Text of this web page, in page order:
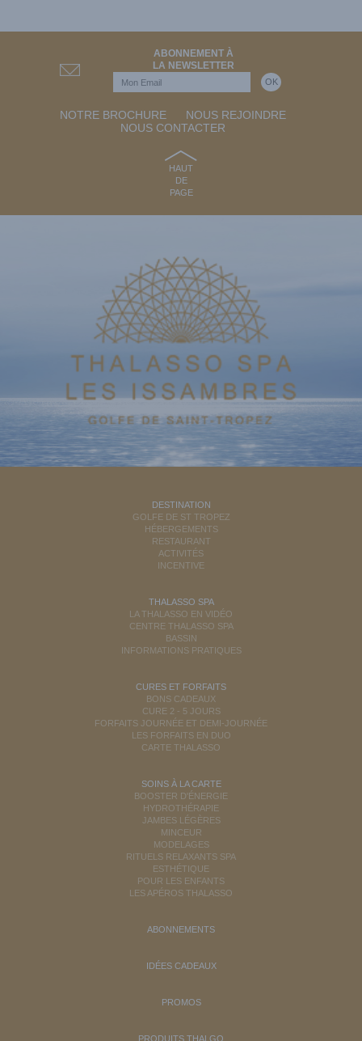
ABONNEMENT À
LA NEWSLETTER
NOTRE BROCHURE
NOUS REJOINDRE
NOUS CONTACTER
HAUT
DE
PAGE
DESTINATION
GOLFE DE ST TROPEZ
HÉBERGEMENTS
RESTAURANT
ACTIVITÉS
INCENTIVE
THALASSO SPA
LA THALASSO EN VIDÉO
CENTRE THALASSO SPA
BASSIN
INFORMATIONS PRATIQUES
CURES ET FORFAITS
BONS CADEAUX
CURE 2 - 5 JOURS
FORFAITS JOURNÉE ET DEMI-JOURNÉE
LES FORFAITS EN DUO
CARTE THALASSO
SOINS À LA CARTE
BOOSTER D'ÉNERGIE
HYDROTHÉRAPIE
JAMBES LÉGÈRES
MINCEUR
MODELAGES
RITUELS RELAXANTS SPA
ESTHÉTIQUE
POUR LES ENFANTS
LES APÉROS THALASSO
ABONNEMENTS
IDÉES CADEAUX
PROMOS
PRODUITS THALGO